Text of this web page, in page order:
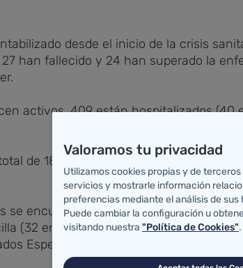
desde el inicio de la crisis
han fallecido y 24 han superado la
activos, 409 están hospitalizados (40
de 188 casos confirmados de
se encuentran distribuidas en los
(32 en la Unidad de Cuidados
Especiales); 66 en el Hospital de
Valoramos tu privacidad
Utilizamos cookies propias y de
servicios y mostrarle información
preferencias mediante el análisis de
Puede cambiar la configuración u
visitando nuestra "Política de Cookies".